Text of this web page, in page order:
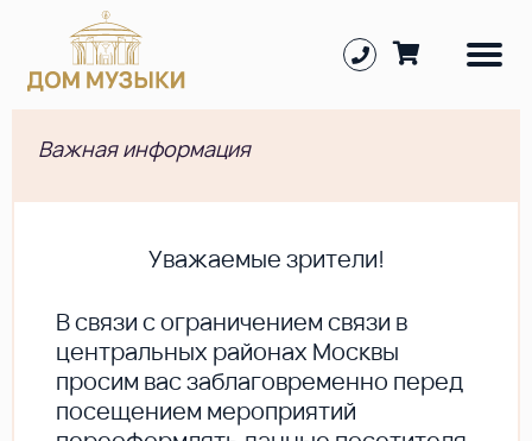
Важная информация
Уважаемые зрители!
В cвязи с ограничением связи в
центральных районах Москвы
просим вас заблаговременно перед
посещением мероприятий